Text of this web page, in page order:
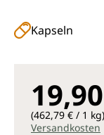
Kapseln
(462,79 € / 1 kg)
Versandkosten